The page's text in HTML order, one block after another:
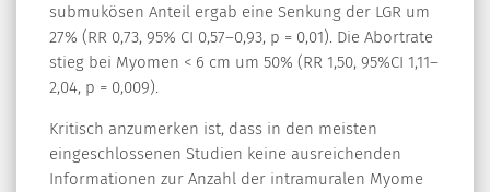
submukösen Anteil ergab eine Senkung der LGR um
27% (RR 0,73, 95% CI 0,57–0,93, p = 0,01). Die Abortrate
stieg bei Myomen < 6 cm um 50% (RR 1,50, 95%CI 1,11–
2,04, p = 0,009).
Kritisch anzumerken ist, dass in den meisten
eingeschlossenen Studien keine ausreichenden
Informationen zur Anzahl der intramuralen Myome